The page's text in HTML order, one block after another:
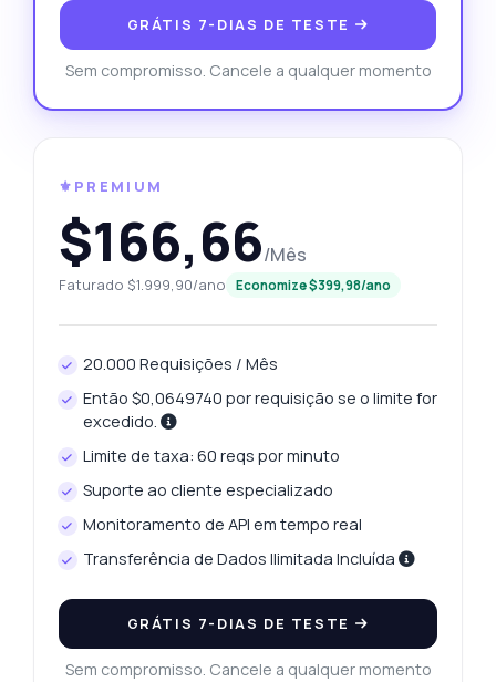
GRÁTIS 7-DIAS DE TESTE
Sem compromisso. Cancele a qualquer momento
⚜️PREMIUM
$166,66/Mês
Faturado $1.999,90/ano Economize $399,98/ano
20.000 Requisições / Mês
Então $0,0649740 por requisição se o limite for
excedido.
Limite de taxa: 60 reqs por minuto
Suporte ao cliente especializado
Monitoramento de API em tempo real
Transferência de Dados Ilimitada Incluída
GRÁTIS 7-DIAS DE TESTE
Sem compromisso. Cancele a qualquer momento